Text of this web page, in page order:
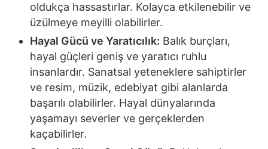
oldukça hassastırlar. Kolayca etkilenebilir ve
üzülmeye meyilli olabilirler.
Hayal Gücü ve Yaratıcılık: Balık burçları,
hayal güçleri geniş ve yaratıcı ruhlu
insanlardır. Sanatsal yeteneklere sahiptirler
ve resim, müzik, edebiyat gibi alanlarda
başarılı olabilirler. Hayal dünyalarında
yaşamayı severler ve gerçeklerden
kaçabilirler.